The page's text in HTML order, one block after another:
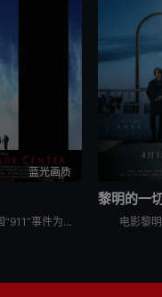
蓝光画质
本片是以美国“911”事件为背景的灾难片，故事重现了当时那场突如其来的灾难。9月11日的一个美妙清晨，消防总署突然警铃大作，接到世贸中心遭到恐怖袭击而倒塌的消息后，消防警员约翰·迈克洛林（尼古拉斯
黎明的一